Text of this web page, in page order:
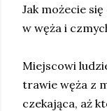
Jak możecie
w węża i
Miejscowi
trawie węża z
czekająca, aż